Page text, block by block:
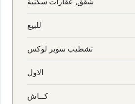
شقق, عقارات سكنية
للبيع
تشطيب سوبر لوكس
الاول
كــاش